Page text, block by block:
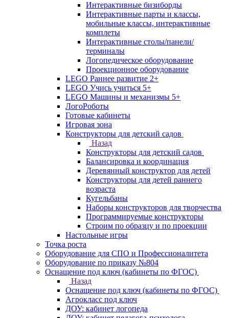
Интерактивные бизиборды
Интерактивные парты и классы,
мобильные классы, интерактивные
комплеты
Интерактивные столы/панели/
терминалы
Логопедическое оборудование
Проекционное оборудование
LEGO Раннее развитие 2+
LEGO Учись учиться 5+
LEGO Машины и механизмы 5+
ЛогоРоботы
Готовые кабинеты
Игровая зона
Конструкторы для детский садов
Назад
Конструкторы для детский садов
Балансировка и координация
Деревянный конструктор для детей
Конструкторы для детей раннего
возраста
Кугельбаны
Наборы конструкторов для творчества
Программируемые конструкторы
Строим по образцу и по проекции
Настольные игры
Точка роста
Оборудование для СПО и Профессионалитета
Оборудование по приказу №804
Оснащение под ключ (кабинеты по ФГОС)
Назад
Оснащение под ключ (кабинеты по ФГОС)
Агрокласс под ключ
ДОУ: кабинет логопеда